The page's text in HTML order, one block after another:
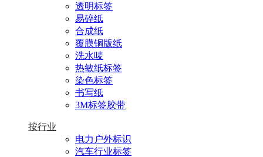
透明标签
易碎纸
合成纸
覆膜铜版纸
洗水唛
热敏纸标签
染色标签
书写纸
3M标签胶带
按行业
电力户外标识
汽车行业标签